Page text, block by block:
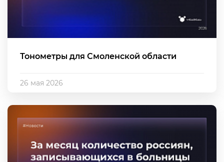
Тонометры для Смоленской области
26 мая 2026